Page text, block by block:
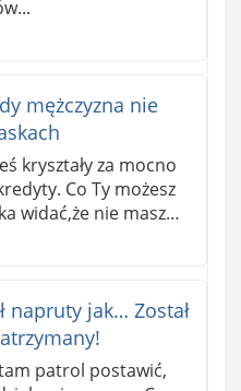
mężczyzna nie
kryształy za mocno
Co Ty możesz
widać,że nie masz…
napruty jak… Został
patrol postawić,